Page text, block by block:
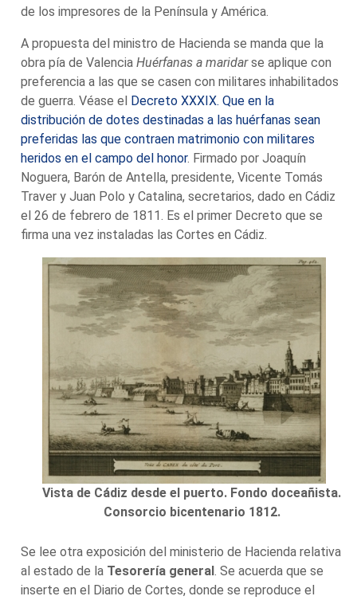
de los impresores de la Península y América.
A propuesta del ministro de Hacienda se manda que la
obra pía de ValenciaHuérfanas a maridarse aplique con
preferencia a las que se casen con militares inhabilitados
de guerra. Véase el Decreto XXXIX. Que en la
distribución de dotes destinadas a las huérfanas sean
preferidas las que contraen matrimonio con militares
heridos en el campo del honor. Firmado por Joaquín
Noguera, Barón de Antella, presidente, Vicente Tomás
Traver y Juan Polo y Catalina, secretarios, dado en Cádiz
el 26 de febrero de 1811. Es el primer Decreto que se
firma una vez instaladas las Cortes en Cádiz.
Vista de Cádiz desde el puerto. Fondo doceañista.
Consorcio bicentenario 1812.
Se lee otra exposición del ministerio de Hacienda relativa
al estado de la Tesorería general . Se acuerda que se
inserte en el Diario de Cortes, donde se reproduce el